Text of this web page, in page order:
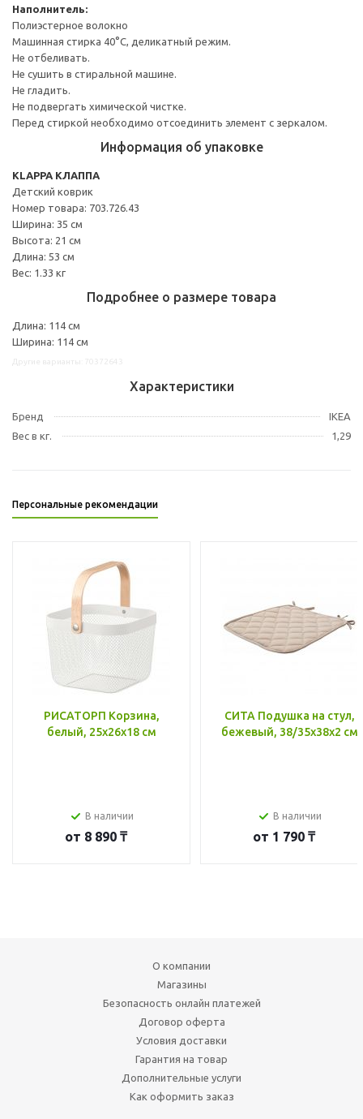
Наполнитель:
Полиэстерное волокно
Машинная стирка 40°С, деликатный режим.
Не отбеливать.
Не сушить в стиральной машине.
Не гладить.
Не подвергать химической чистке.
Перед стиркой необходимо отсоединить элемент с зеркалом.
Информация об упаковке
KLAPPA КЛАППА
Детский коврик
Номер товара: 703.726.43
Ширина: 35 см
Высота: 21 см
Длина: 53 см
Вес: 1.33 кг
Подробнее о размере товара
Длина: 114 см
Ширина: 114 см
Характеристики
Бренд
IKEA
Вес в кг.
1,29
Персональные рекомендации
РИСАТОРП Корзина,
белый, 25x26x18 см
В наличии
от 8 890 ₸
СИТА Подушка на стул,
бежевый, 38/35x38x2 см
В наличии
от 1 790 ₸
О компании
Магазины
Безопасность онлайн платежей
Договор оферта
Условия доставки
Гарантия на товар
Дополнительные услуги
Как оформить заказ